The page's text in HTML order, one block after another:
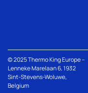
© 2025Thermo KingEurope –
Lenneke Marelaan 6, 1932
Sint-Stevens-Woluwe,
Belgium